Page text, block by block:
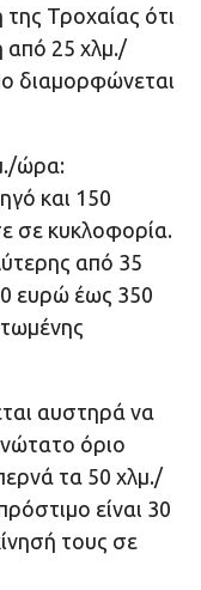
Τροχαίας ότι
από 25 χλμ./
διαμορφώνεται
ώρα:
και 150
σε κυκλοφορία.
από 35
ευρώ έως 350
αυστηρά να
όριο
τα 50 χλμ./
είναι 30
τους σε